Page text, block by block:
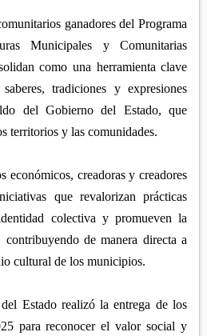
ganadores del Programa
Municipales y Comunitarias
como una herramienta clave
tradiciones y expresiones
del Gobierno del Estado, que
territorios y las comunidades.
económicos, creadoras y creadores
que revalorizan prácticas
colectiva y promueven la
de manera directa a
cultural de los municipios.
Estado realizó la entrega de los
para reconocer el valor social y